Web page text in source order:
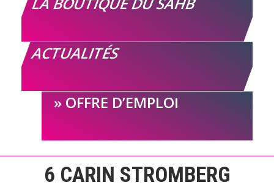
ACTUALITÉS
OFFRE D’EMPLOI
6 CARIN STROMBERG